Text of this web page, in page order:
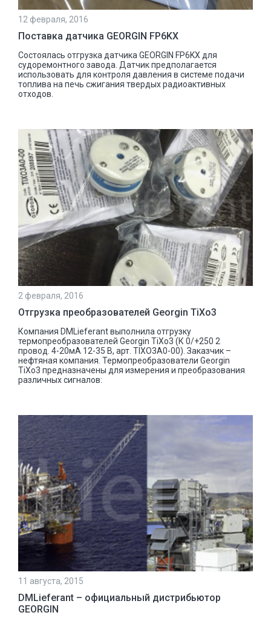
12 февраля, 2016
Поставка датчика GEORGIN FP6KX
Состоялась отгрузка датчика GEORGIN FP6KX для
судоремонтного завода. Датчик предполагается
использовать для контроля давления в системе подачи
топлива на печь сжигания твердых радиоактивных
отходов.
2 февраля, 2016
Отгрузка преобразователей Georgin TiXo3
Компания DMLieferant выполнила отгрузку
термопреобразователей Georgin TiXo3 (К 0/+250 2
провод. 4-20мА 12-35 В, арт. TIXO3A0-00). Заказчик –
нефтяная компания. Термопреобразователи Georgin
TiXo3 предназначены для измерения и преобразования
различных сигналов:
11 августа, 2015
DMLieferant – официальный дистрибьютор
GEORGIN